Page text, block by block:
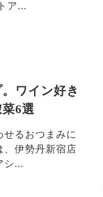
ア...
ワイン好き
6選
るおつまみに
、伊勢丹新宿店
シ...